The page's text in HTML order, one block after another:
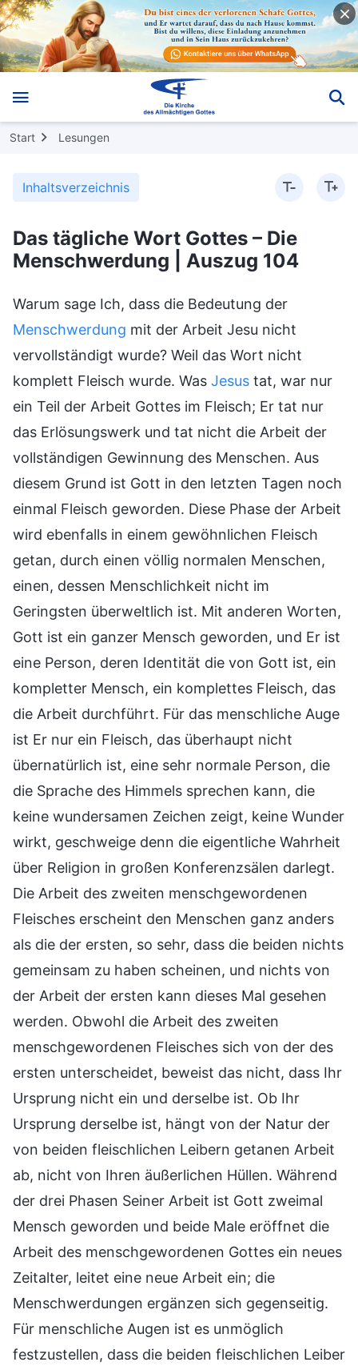
Start Lesungen
Inhaltsverzeichnis
Das tägliche Wort Gottes – Die
Menschwerdung | Auszug 104
Warum sage Ich, dass die Bedeutung der
Menschwerdung mit der Arbeit Jesu nicht
vervollständigt wurde? Weil das Wort nicht
komplett Fleisch wurde. Was Jesus tat, war nur
ein Teil der Arbeit Gottes im Fleisch; Er tat nur
das Erlösungswerk und tat nicht die Arbeit der
vollständigen Gewinnung des Menschen. Aus
diesem Grund ist Gott in den letzten Tagen noch
einmal Fleisch geworden. Diese Phase der Arbeit
wird ebenfalls in einem gewöhnlichen Fleisch
getan, durch einen völlig normalen Menschen,
einen, dessen Menschlichkeit nicht im
Geringsten überweltlich ist. Mit anderen Worten,
Gott ist ein ganzer Mensch geworden, und Er ist
eine Person, deren Identität die von Gott ist, ein
kompletter Mensch, ein komplettes Fleisch, das
die Arbeit durchführt. Für das menschliche Auge
ist Er nur ein Fleisch, das überhaupt nicht
übernatürlich ist, eine sehr normale Person, die
die Sprache des Himmels sprechen kann, die
keine wundersamen Zeichen zeigt, keine Wunder
wirkt, geschweige denn die eigentliche Wahrheit
über Religion in großen Konferenzsälen darlegt.
Die Arbeit des zweiten menschgewordenen
Fleisches erscheint den Menschen ganz anders
als die der ersten, so sehr, dass die beiden nichts
gemeinsam zu haben scheinen, und nichts von
der Arbeit der ersten kann dieses Mal gesehen
werden. Obwohl die Arbeit des zweiten
menschgewordenen Fleisches sich von der des
ersten unterscheidet, beweist das nicht, dass Ihr
Ursprung nicht ein und derselbe ist. Ob Ihr
Ursprung derselbe ist, hängt von der Natur der
von beiden fleischlichen Leibern getanen Arbeit
ab, nicht von Ihren äußerlichen Hüllen. Während
der drei Phasen Seiner Arbeit ist Gott zweimal
Mensch geworden und beide Male eröffnet die
Arbeit des menschgewordenen Gottes ein neues
Zeitalter, leitet eine neue Arbeit ein; die
Menschwerdungen ergänzen sich gegenseitig.
Für menschliche Augen ist es unmöglich
festzustellen, dass die beiden fleischlichen Leiber